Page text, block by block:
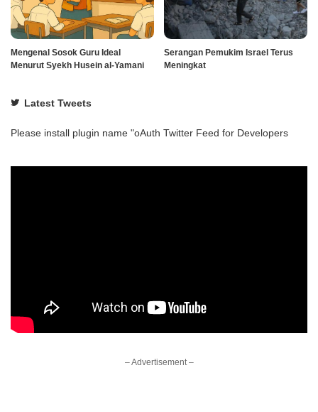
Mengenal Sosok Guru Ideal
Menurut Syekh Husein al-Yamani
Serangan Pemukim Israel Terus
Meningkat
Latest Tweets
Please install plugin name "oAuth Twitter Feed for Developers
– Advertisement –